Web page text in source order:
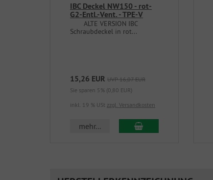
IBC Deckel NW150 - rot-
G2-Entl.-Vent. - TPE-V
ALTE VERSION IBC
Schraubdeckel in rot...
15,26 EUR UVP 16,07 EUR
Sie sparen 5% (0,80 EUR)
inkl. 19 % USt zzgl. Versandkosten
mehr... In den Warenkorb